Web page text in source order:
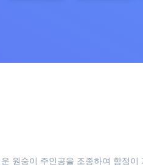
원숭이 주인공을 조종하여 함정